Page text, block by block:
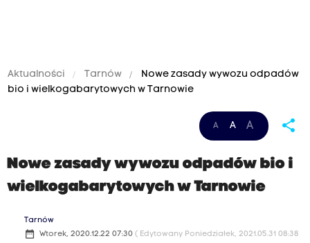
Aktualności Tarnów
Nowe zasady wywozu odpadów
bio i wielkogabarytowych w Tarnowie
A A A share
Nowe zasady wywozu odpadów bio i
wielkogabarytowych w Tarnowie
Tarnów
date_range Wtorek, 2020.12.22 07:30 ( Edytowany Poniedziałek, 2021.05.31 08:38